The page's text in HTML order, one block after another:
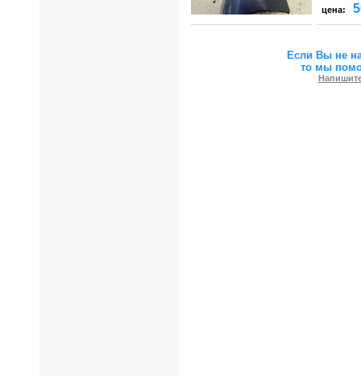
цена:
Если Вы не
то мы